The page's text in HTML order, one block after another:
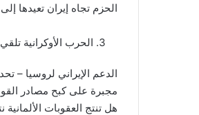
الحزم تجاه إيران تعيدها
الحرب الأوكرانية
الدعم الإيراني لروسيا –
مجبرة على كبح مصادر
هل تنتج العقوبات الألمانية